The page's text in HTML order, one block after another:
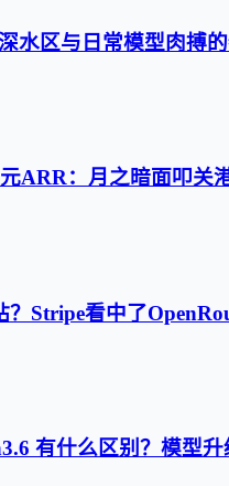
水区与日常模型肉搏的
ARR：月之暗面叩关
？Stripe看中了
有什么区别？模型